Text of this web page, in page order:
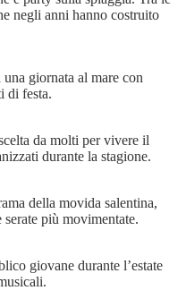
negli anni hanno costruito
giornata al mare con
di festa.
da molti per vivere il
durante la stagione.
della movida salentina,
più movimentate.
giovane durante l’estate